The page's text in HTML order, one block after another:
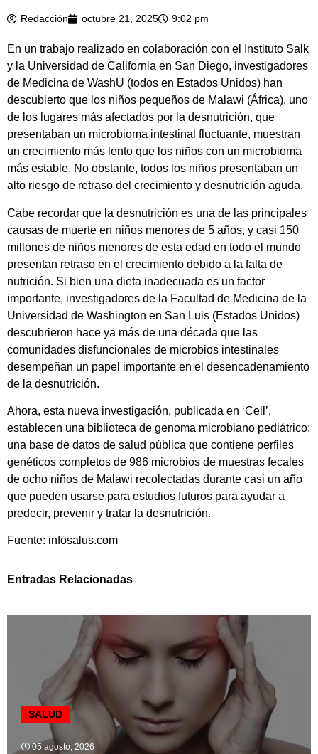
Redacción octubre 21, 2025 9:02 pm
En un trabajo realizado en colaboración con el Instituto Salk
y la Universidad de California en San Diego, investigadores
de Medicina de WashU (todos en Estados Unidos) han
descubierto que los niños pequeños de Malawi (África), uno
de los lugares más afectados por la desnutrición, que
presentaban un microbioma intestinal fluctuante, muestran
un crecimiento más lento que los niños con un microbioma
más estable. No obstante, todos los niños presentaban un
alto riesgo de retraso del crecimiento y desnutrición aguda.
Cabe recordar que la desnutrición es una de las principales
causas de muerte en niños menores de 5 años, y casi 150
millones de niños menores de esta edad en todo el mundo
presentan retraso en el crecimiento debido a la falta de
nutrición. Si bien una dieta inadecuada es un factor
importante, investigadores de la Facultad de Medicina de la
Universidad de Washington en San Luis (Estados Unidos)
descubrieron hace ya más de una década que las
comunidades disfuncionales de microbios intestinales
desempeñan un papel importante en el desencadenamiento
de la desnutrición.
Ahora, esta nueva investigación, publicada en ‘Cell’,
establecen una biblioteca de genoma microbiano pediátrico:
una base de datos de salud pública que contiene perfiles
genéticos completos de 986 microbios de muestras fecales
de ocho niños de Malawi recolectadas durante casi un año
que pueden usarse para estudios futuros para ayudar a
predecir, prevenir y tratar la desnutrición.
Fuente: infosalus.com
Entradas Relacionadas
SALUD
05 agosto, 2026